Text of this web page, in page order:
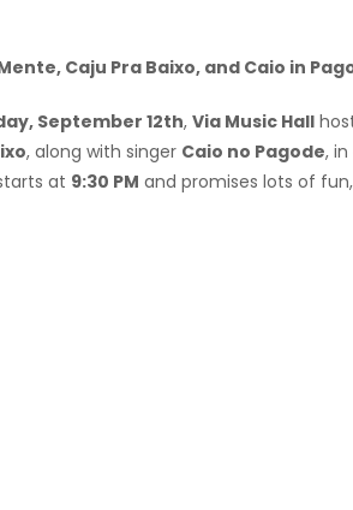
Caju Pra Baixo, and Caio in
September 12th, Via Music Hall
, along with singer Caio no Pagode,
at 9:30 PM and promises lots of